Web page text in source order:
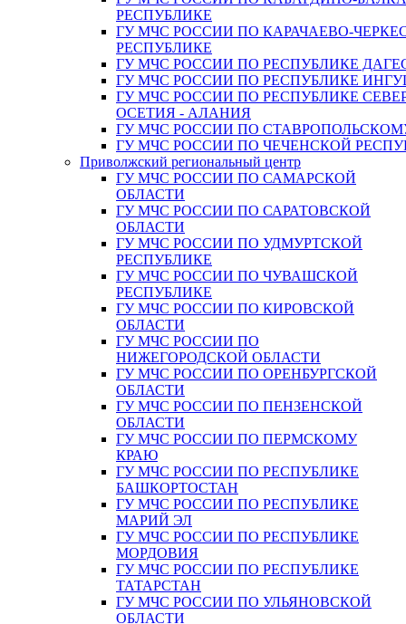
РЕСПУБЛИКЕ
ГУ МЧС РОССИИ ПО КАРАЧАЕВО-
РЕСПУБЛИКЕ
ГУ МЧС РОССИИ ПО РЕСПУБЛИКЕ
ГУ МЧС РОССИИ ПО РЕСПУБЛИКЕ
ГУ МЧС РОССИИ ПО РЕСПУБЛИКЕ
ОСЕТИЯ - АЛАНИЯ
ГУ МЧС РОССИИ ПО
ГУ МЧС РОССИИ ПО ЧЕЧЕНСКОЙ
Приволжский региональный центр
ГУ МЧС РОССИИ ПО САМАРСКОЙ
ОБЛАСТИ
ГУ МЧС РОССИИ ПО САРАТОВСКОЙ
ОБЛАСТИ
ГУ МЧС РОССИИ ПО УДМУРТСКОЙ
РЕСПУБЛИКЕ
ГУ МЧС РОССИИ ПО ЧУВАШСКОЙ
РЕСПУБЛИКЕ
ГУ МЧС РОССИИ ПО КИРОВСКОЙ
ОБЛАСТИ
ГУ МЧС РОССИИ ПО
НИЖЕГОРОДСКОЙ ОБЛАСТИ
ГУ МЧС РОССИИ ПО ОРЕНБУРГСКОЙ
ОБЛАСТИ
ГУ МЧС РОССИИ ПО ПЕНЗЕНСКОЙ
ОБЛАСТИ
ГУ МЧС РОССИИ ПО ПЕРМСКОМУ
КРАЮ
ГУ МЧС РОССИИ ПО РЕСПУБЛИКЕ
БАШКОРТОСТАН
ГУ МЧС РОССИИ ПО РЕСПУБЛИКЕ
МАРИЙ ЭЛ
ГУ МЧС РОССИИ ПО РЕСПУБЛИКЕ
МОРДОВИЯ
ГУ МЧС РОССИИ ПО РЕСПУБЛИКЕ
ТАТАРСТАН
ГУ МЧС РОССИИ ПО УЛЬЯНОВСКОЙ
ОБЛАСТИ